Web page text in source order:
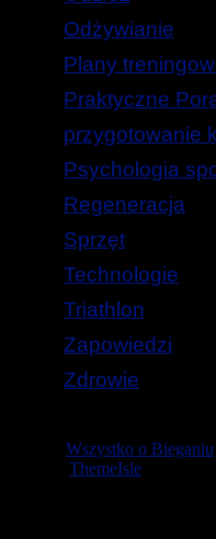
Odżywianie
Plany
Praktyczne
przygotowanie
Psychologia
Regeneracja
Sprzęt
Technologie
Triathlon
Zapowiedzi
Zdrowie
Wszystko o Bieganiu
ThemeIsle